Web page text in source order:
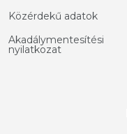
Közérdekű adatok
Akadálymentesítési
nyilatkozat